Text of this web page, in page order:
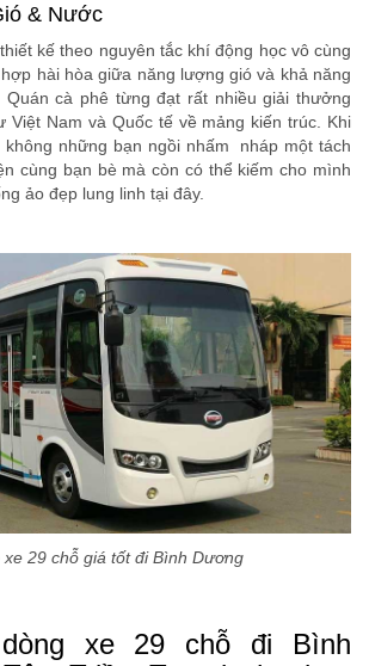
& Nước
kế theo nguyên tắc khí động học vô cùng
hài hòa giữa năng lượng gió và khả năng
cà phê từng đạt rất nhiều giải thưởng
Việt Nam và Quốc tế về mảng kiến trúc. Khi
không những bạn ngồi nhấm nháp một tách
cùng bạn bè mà còn có thể kiếm cho mình
ảo đẹp lung linh tại đây.
xe 29 chỗ giá tốt đi Bình Dương
xe 29 chỗ đi Bình